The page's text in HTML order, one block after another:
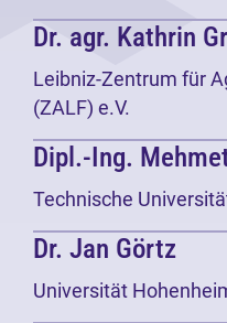
Dr. agr. Kathrin
Leibniz-Zentrum für
(ZALF) e.V.
Dipl.-Ing.
Technische
Dr. Jan Görtz
Universität